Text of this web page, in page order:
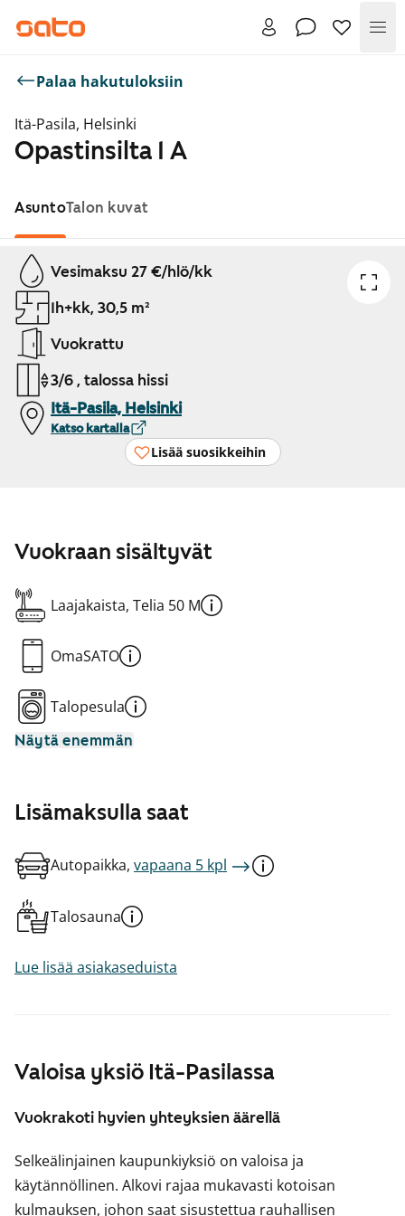
Palaa hakutuloksiin
Itä-Pasila, Helsinki
Opastinsilta 1 A
AsuntoTalon kuvat
Näytetään dia 1 / 1
Vesimaksu 27 €/hlö/kk
1h+kk, 30,5 m²
Vuokrattu
3/6 , talossa hissi
Itä-Pasila, Helsinki
Katso kartalla
Lisää suosikkeihin
Valoisa yksiö Itä-Pasilassa
Vuokrakoti hyvien yhteyksien äärellä
Selkeälinjainen kaupunkiyksiö on valoisa ja
käytännöllinen. Alkovi rajaa mukavasti kotoisan
kulmauksen, johon saat sisustettua rauhallisen
Vuokraan sisältyvät
Laajakaista, Telia 50 M
OmaSATO
Talopesula
Näytä enemmän
Lisämaksulla saat
Autopaikka, vapaana 5 kpl
Talosauna
Lue lisää asiakaseduista